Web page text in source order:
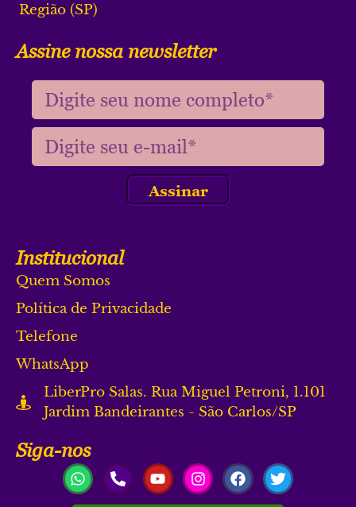
Região (SP)
Assine nossa newsletter
Assinar
Institucional
Quem Somos
Política de Privacidade
Telefone
WhatsApp
LiberPro Salas. Rua Miguel Petroni, 1.101
Jardim Bandeirantes - São Carlos/SP
Siga-nos